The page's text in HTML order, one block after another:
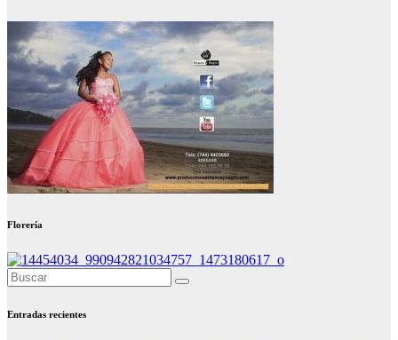
Florería
Entradas recientes